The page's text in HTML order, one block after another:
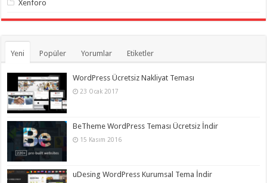
Xenforo
Yeni Popüler Yorumlar Etiketler
WordPress Ücretsiz Nakliyat Teması
23 Ocak 2017
BeTheme WordPress Teması Ücretsiz İndir
15 Kasım 2016
uDesing WordPress Kurumsal Tema İndir